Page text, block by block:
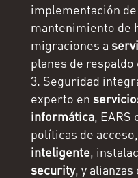
implementación de
mantenimiento de
migraciones a
planes de
Seguridad
experto en
informática, EARS
políticas de acceso,
inteligente,
security, y alianzas